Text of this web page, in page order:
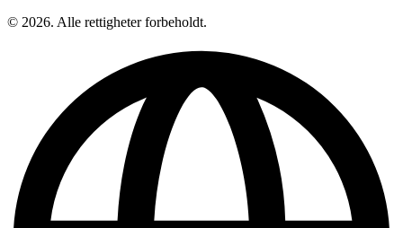
© 2026. Alle rettigheter forbeholdt.